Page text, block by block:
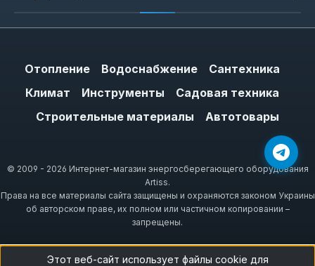
Отопление Водоснабжение
Сантехника
Климат
Инструменты
Садовая техника
Строительные материалы
Автотовары
© 2009 - 2026 Интернет-магазин энергосберегающего оборудования
Artiss.
Права на все материалы сайта защищены и охраняются законом Украины
об авторском праве, их полном или частичном копировании –
запрещены.
Этот веб-сайт использует файлы cookie для